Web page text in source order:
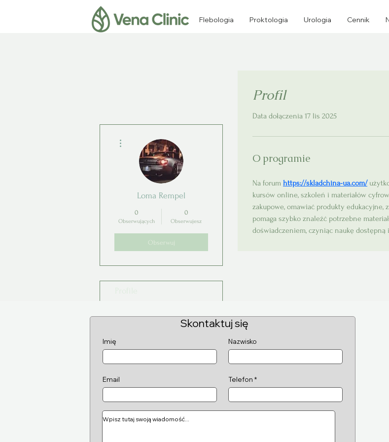
Flebologia Proktologia Urologia Cennik
Profil
Data dołączenia 17 lis 2025
O programie
Na forum https://skladchina-ua.com/
kursów online, szkoleń i materiałów
zakupowe, omawiać produkty edukacyjne,
pomaga szybko znaleźć potrzebne
doświadczeniem, czyniąc naukę
Loma Rempel
0
Obserwujących
0
Obserwujesz
Obserwuj
Skontaktuj się
Imię Nazwisko
Email Telefon